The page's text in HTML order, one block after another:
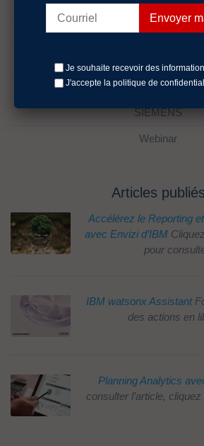
fr
lifecycle
Sans catégorie
SIEMENS
Webinar
Articles publiés
Accélérez le Reporting
avec Envizi d’IBM
pour
IBM watsonx Assistant
des actions en
Planning Analytics
consulter l’article,
Je souhaite recevoir des
J'accepte la politique de